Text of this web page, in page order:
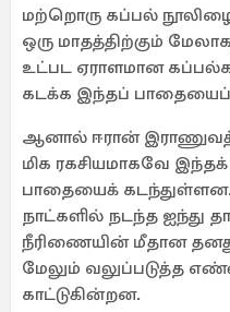
மற்றொரு கப்பல்
ஒரு மாதத்திற்கும்
உட்பட ஏராளமான
கடக்க இந்தப் பாதையைப்
ஆனால் ஈரான்
மிக ரகசியமாகவே
பாதையைக் கடந்துள்ளன.
நாட்களில் நடந்த ஐந்து
நீரிணையின் மீதான
மேலும் வலுப்படுத்த
காட்டுகின்றன.